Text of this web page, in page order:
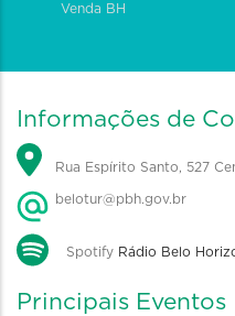
Venda BH
Informações de
Rua Espírito Santo, 527
belotur@pbh.gov.br
Spotify Rádio Belo
Principais Eventos